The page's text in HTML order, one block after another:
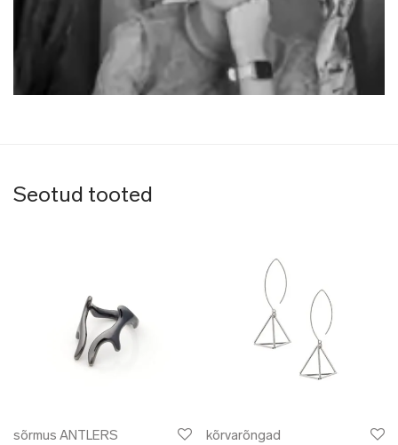
Seotud tooted
sõrmus ANTLERS
kõrvarõngad